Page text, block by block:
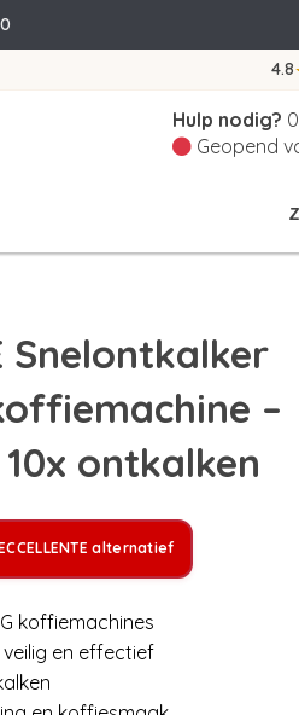
4.8
Hulp nodig?
Geopend
Snelontkalker
–
ontkalken
alternatief
koffiemachines
en effectief